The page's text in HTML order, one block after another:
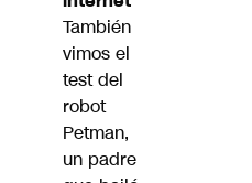
También
vimos el
test del
robot
Petman,
un padre